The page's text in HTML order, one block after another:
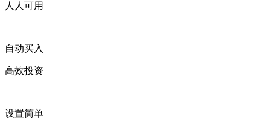
人人可用
自动买入
高效投资
设置简单